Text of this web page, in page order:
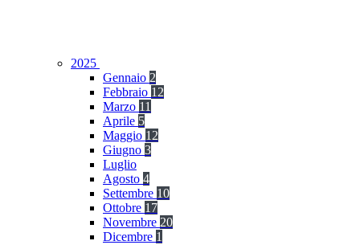
2025
Gennaio 2
Febbraio 12
Marzo 11
Aprile 5
Maggio 12
Giugno 3
Luglio
Agosto 4
Settembre 10
Ottobre 17
Novembre 20
Dicembre 1